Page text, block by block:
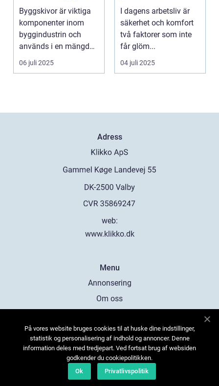
Byggskivor är viktiga
komponenter inom
byggindustrin och
används i en mängd
olika kon...
06 juli 2025
skydd och
bekvämlighet på
jobbet
I dagens arbetsliv är
säkerhet och komfort
två faktorer som inte
får glöm...
04 juli 2025
Adress
web:
www.klikko.dk
Menu
Annonsering
Om oss
Kontakta oss
Sitemap
På vores website bruges cookies til at huske dine indstillinger,
statistik og personalisering af indhold og annoncer. Denne
information deles med tredjepart. Ved fortsat brug af websiden
godkender du cookiepolitikken.
Ok
Privatlivspolitik